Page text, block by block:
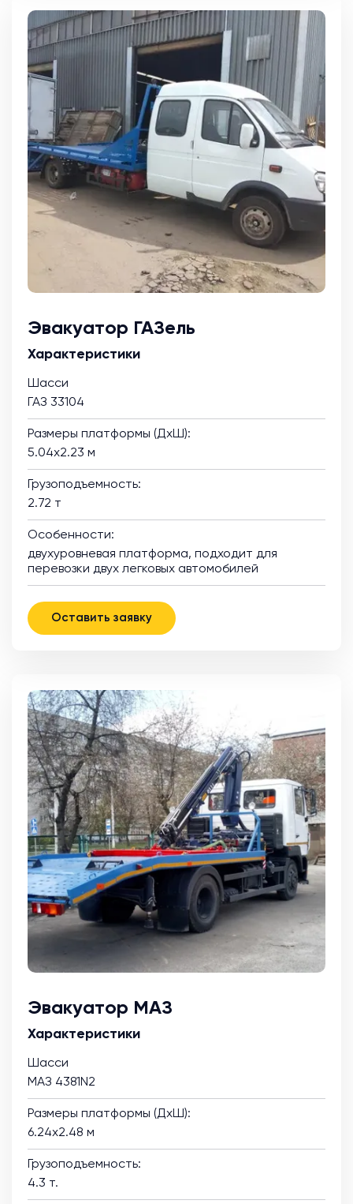
Эвакуатор ГАЗель
Характеристики
Шасси
ГАЗ 33104
Размеры платформы (ДхШ):
5.04х2.23 м
Грузоподъемность:
2.72 т
Особенности:
двухуровневая платформа, подходит для
перевозки двух легковых автомобилей
Оставить заявку
Эвакуатор МАЗ
Характеристики
Шасси
МАЗ 4381N2
Размеры платформы (ДхШ):
6.24х2.48 м
Грузоподъемность:
4.3 т.